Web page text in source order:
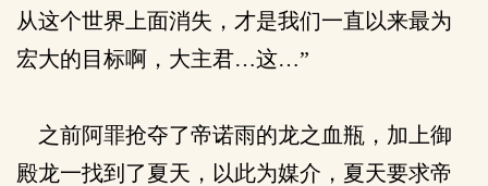
从这个世界上面消失，才是我们一直以来最为
宏大的目标啊，大主君…这…”
之前阿罪抢夺了帝诺雨的龙之血瓶，加上御
殿龙一找到了夏天，以此为媒介，夏天要求帝